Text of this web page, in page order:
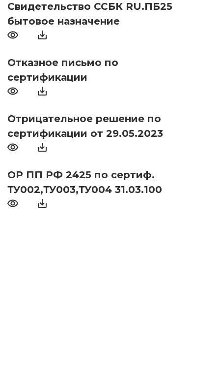
Свидетельство ССБК RU.ПБ25
бытовое назначение
Отказное письмо по
сертификации
Отрицательное решение по
сертификации от 29.05.2023
ОР ПП РФ 2425 по сертиф.
ТУ002,ТУ003,ТУ004 31.03.100